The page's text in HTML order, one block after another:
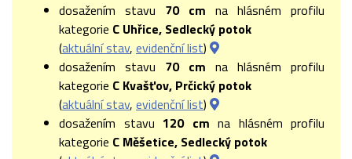
dosažením stavu 70 cm na hlásném profilu
kategorie C Uhřice, Sedlecký potok
(aktuální stav, evidenční list)
dosažením stavu 70 cm na hlásném profilu
kategorie C Kvašťov, Prčický potok
(aktuální stav, evidenční list)
dosažením stavu 120 cm na hlásném profilu
kategorie C Měšetice, Sedlecký potok